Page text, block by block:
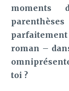
moments
roman –
toi ?